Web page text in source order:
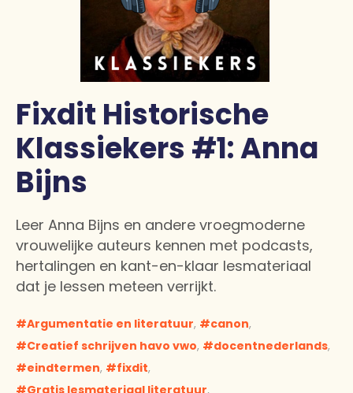
Fixdit Historische
Klassiekers #1: Anna
Bijns
Leer Anna Bijns en andere vroegmoderne
vrouwelijke auteurs kennen met podcasts,
hertalingen en kant-en-klaar lesmateriaal
dat je lessen meteen verrijkt.
Argumentatie en literatuur, canon,
Creatief schrijven havo vwo, docentnederlands,
eindtermen, fixdit,
Gratis lesmateriaal literatuur,